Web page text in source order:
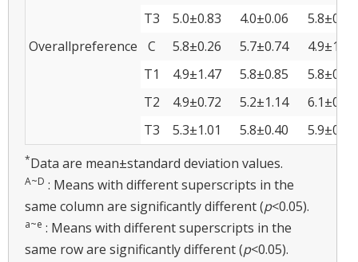
T3
5.0±0.83 4.0±0.06
5.8±0.42
Overallpreference
C 5.8±0.26 5.7±0.74
4.9±1.76
T1
4.9±1.47 5.8±0.85
5.8±0.23
T2
4.9±0.72 5.2±1.14
6.1±0.75
T3
5.3±1.01 5.8±0.40 5.9±0.42
*Data are mean±standard deviation values.
A~D : Means with different superscripts in the
same column are significantly different (p<0.05).
a~e : Means with different superscripts in the
same row are significantly different (p<0.05).